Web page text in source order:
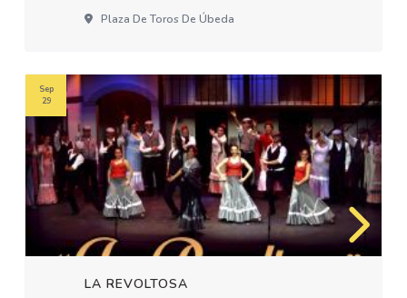
Plaza De Toros De Úbeda
LA REVOLTOSA
Sep
29